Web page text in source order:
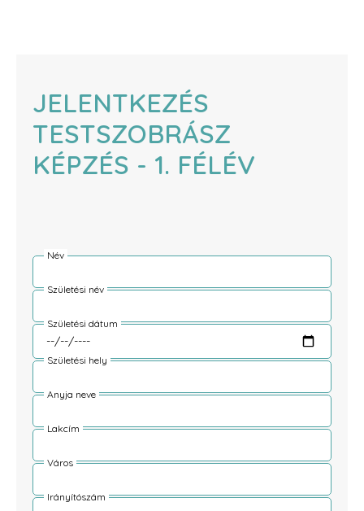
JELENTKEZÉS
TESTSZOBRÁSZ
KÉPZÉS - 1. FÉLÉV
Név
Születési név
Születési dátum
Születési hely
Anyja neve
Lakcím
Város
Irányítószám